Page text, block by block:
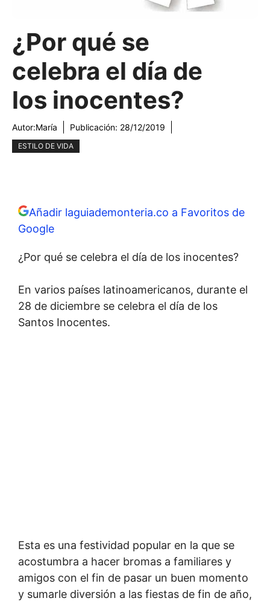
¿Por qué se
celebra el día de
los inocentes?
Autor:María Publicación: 28/12/2019
ESTILO DE VIDA
Añadir laguiademonteria.co a Favoritos de
Google
¿Por qué se celebra el día de los inocentes?
En varios países latinoamericanos, durante el
28 de diciembre se celebra el día de los
Santos Inocentes.
Esta es una festividad popular en la que se
acostumbra a hacer bromas a familiares y
amigos con el fin de pasar un buen momento
y sumarle diversión a las fiestas de fin de año,